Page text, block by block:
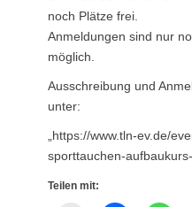
noch Plätze frei.
Anmeldungen sind nur
möglich.
Ausschreibung und
unter:
„https://www.tln-ev.de/
sporttauchen-
Teilen mit: